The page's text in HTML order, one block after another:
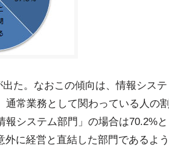
た。なおこの傾向は、情報システ
常業務として関わっている人の割
システム部門」の場合は70.2%と
に経営と直結した部門であるよう